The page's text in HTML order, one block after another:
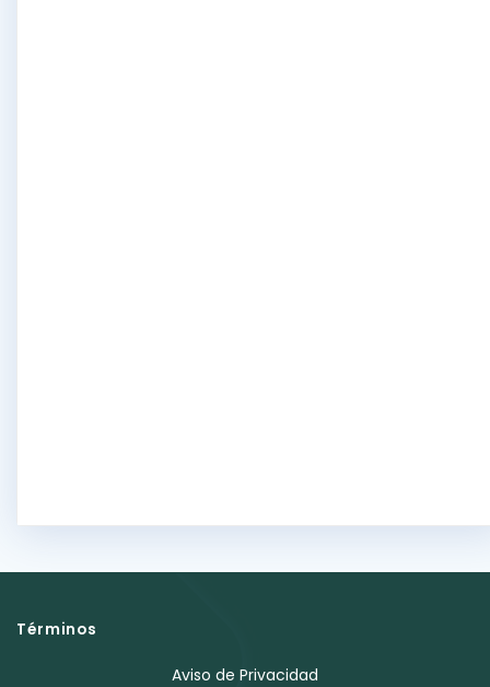
Términos
Aviso de Privacidad